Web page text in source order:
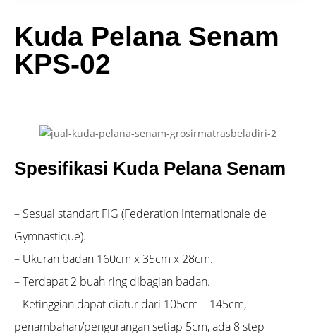
Kuda Pelana Senam
KPS-02
Spesifikasi Kuda Pelana Senam
– Sesuai standart FIG (Federation Internationale de
Gymnastique).
– Ukuran badan 160cm x 35cm x 28cm.
– Terdapat 2 buah ring dibagian badan.
– Ketinggian dapat diatur dari 105cm – 145cm,
penambahan/pengurangan setiap 5cm, ada 8 step